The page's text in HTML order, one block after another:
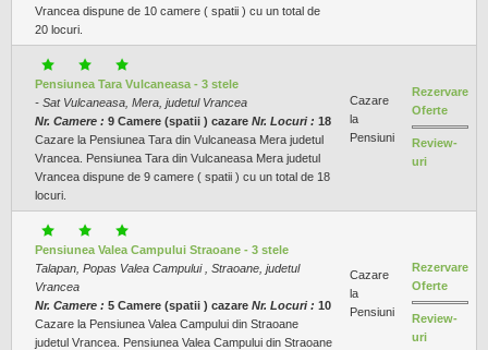
Vrancea dispune de 10 camere ( spatii ) cu un total de
20 locuri.
Pensiunea Tara Vulcaneasa - 3 stele
- Sat Vulcaneasa, Mera, judetul Vrancea
Nr. Camere : 9 Camere (spatii ) cazare Nr. Locuri : 18
Cazare la Pensiunea Tara din Vulcaneasa Mera judetul
Vrancea. Pensiunea Tara din Vulcaneasa Mera judetul
Vrancea dispune de 9 camere ( spatii ) cu un total de 18
locuri.
Cazare
la
Pensiuni
Rezervare
Oferte
Review-
uri
Pensiunea Valea Campului Straoane - 3 stele
Talapan, Popas Valea Campului , Straoane, judetul
Vrancea
Nr. Camere : 5 Camere (spatii ) cazare Nr. Locuri : 10
Cazare la Pensiunea Valea Campului din Straoane
judetul Vrancea. Pensiunea Valea Campului din Straoane
Cazare
la
Pensiuni
Rezervare
Oferte
Review-
uri